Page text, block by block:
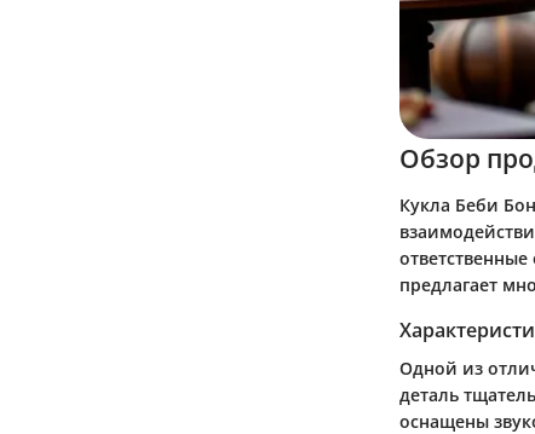
Обзор
Кукла Беби
предлагает
Одной из
деталь
оснащены